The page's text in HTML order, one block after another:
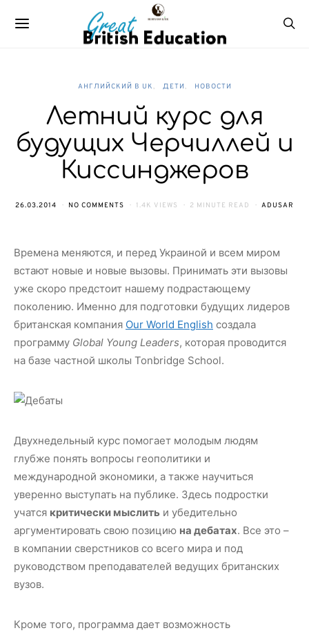
АНГЛИЙСКИЙ В UK ДЕТИ НОВОСТИ
Летний курс для
будущих Черчиллей и
Киссинджеров
26.03.2014 NO COMMENTS 1.4K VIEWS 2 MINUTE READ ADUSAR
Времена меняются, и перед Украиной и всем миром
встают новые и новые вызовы. Принимать эти вызовы
уже скоро предстоит нашему подрастающему
поколению. Именно для подготовки будущих лидеров
британская компания Our World English создала
программу Global Young Leaders, которая проводится
на базе частной школы Tonbridge School.
Двухнедельный курс помогает молодым людям
глубже понять вопросы геополитики и
международной экономики, а также научиться
уверенно выступать на публике. Здесь подростки
учатся критически мыслить и убедительно
аргументировать свою позицию на дебатах. Все это –
в компании сверстников со всего мира и под
руководством преподавателей ведущих британских
вузов.
Кроме того, программа дает возможность